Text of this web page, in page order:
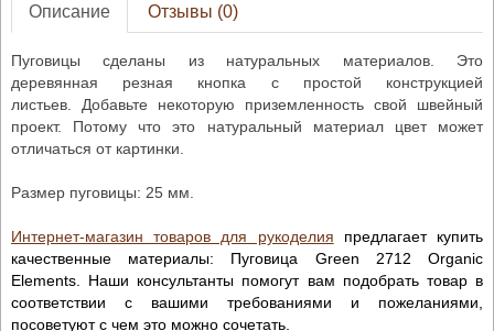
Описание Отзывы (0)
Пуговицы сделаны из натуральных материалов. Это
деревянная резная кнопка с простой конструкцией
листьев. Добавьте некоторую приземленность свой швейный
проект. Потому что это натуральный материал цвет может
отличаться от картинки.
Размер пуговицы: 25 мм.
Интернет-магазин товаров для рукоделия предлагает купить
качественные материалы: Пуговица Green 2712 Organic
Elements. Наши консультанты помогут вам подобрать товар в
соответствии с вашими требованиями и пожеланиями,
посоветуют с чем это можно сочетать.